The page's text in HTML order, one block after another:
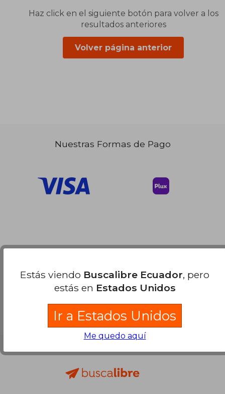
Haz click en el siguiente botón para volver a los
resultados anteriores
Volver página anterior
Nuestras Formas de Pago
Estás viendo Buscalibre Ecuador, pero
estás en Estados Unidos
Ir a Estados Unidos
Me quedo aquí